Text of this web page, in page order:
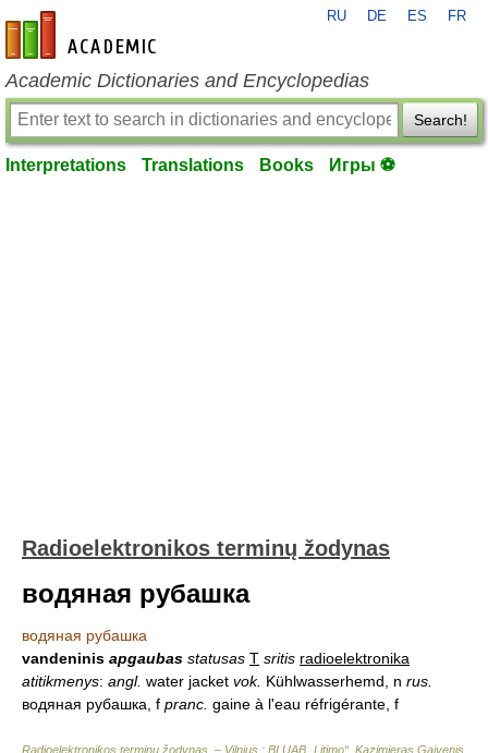
en-academic.com
RU DE ES FR
Academic Dictionaries and Encyclopedias
Search!
Interpretations Translations Books Игры ⚽
Radioelektronikos terminų žodynas
водяная рубашка
водяная рубашка
vandeninis apgaubas statusas T sritis radioelektronika
atitikmenys: angl. water jacket vok. Kühlwasserhemd, n rus.
водяная рубашка, f pranc. gaine à l'eau réfrigérante, f
Radioelektronikos terminų žodynas. – Vilnius : BĮ UAB „Litimo“ Kazimieras Gaivenis,